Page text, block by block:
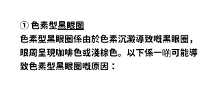
① 色素型黑眼圈
色素型黑眼圈係由於色素沉澱導致嘅黑眼圈，
眼周呈現咖啡色或淺棕色。以下係一啲可能導
致色素型黑眼圈嘅原因：